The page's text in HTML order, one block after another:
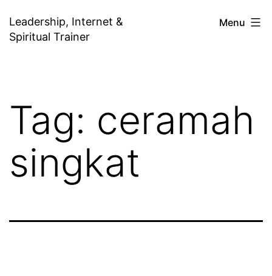
to
Leadership, Internet &
Spiritual Trainer
Menu
Tag: ceramah
singkat